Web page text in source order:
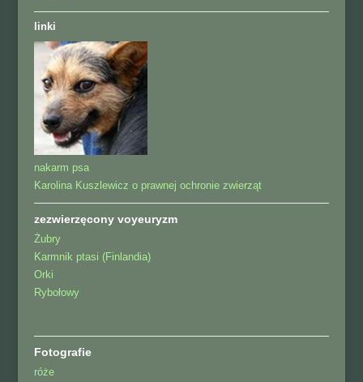
linki
nakarm psa
Karolina Kuszlewicz o prawnej ochronie zwierząt
zezwierzęcony voyeuryzm
Żubry
Karmnik ptasi (Finlandia)
Orki
Rybołowy
Fotografie
róże